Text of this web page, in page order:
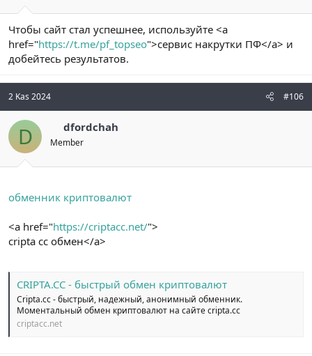
Чтобы сайт стал успешнее, используйте <a
href="https://t.me/pf_topseo">сервис накрутки ПФ</a> и
добейтесь результатов.
2 Kas 2024 #106
D dfordchah
Member
обменник криптовалют
<a href="https://criptacc.net/">
cripta cc обмен</a>
CRIPTA.CC - быстрый обмен криптовалют
Cripta.cc - быстрый, надежный, анонимный обменник.
Моментальный обмен криптовалют на сайте cripta.cc
criptacc.net